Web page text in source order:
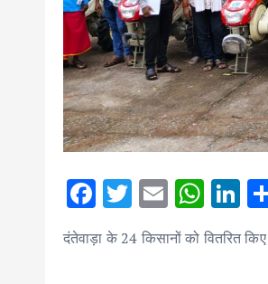
F
ac
e
T
w
it
E
m
ai
W
h
at
Li
n
k
दंतेवाड़ा के 24 किसानों को वितरित